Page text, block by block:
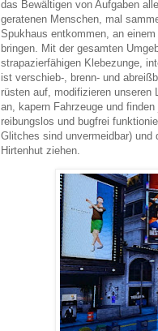
das Bewältigen von Aufgaben
geratenen Menschen, mal
Spukhaus entkommen, an
bringen. Mit der gesamten
strapazierfähigen Klebezunge,
ist verschieb-, brenn- und
rüsten auf, modifizieren
an, kapern Fahrzeuge und
reibungslos und bugfrei
Glitches sind unvermeidbar)
Hirtenhut ziehen.